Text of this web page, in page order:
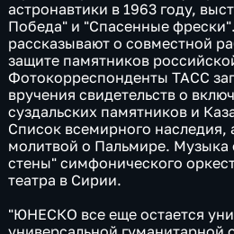
астронавтики в 1963 году,
Победа" и "Спасенные
рассказывают о совместной
защите памятников
Фотокорреспонденты ТАСС
вручения свидетельств о
суздальских памятников и
Список всемирного наследия,
молитвой о Пальмире. Музыка
стены" симфонического
театра в Сирии.
"ЮНЕСКО все еще остается